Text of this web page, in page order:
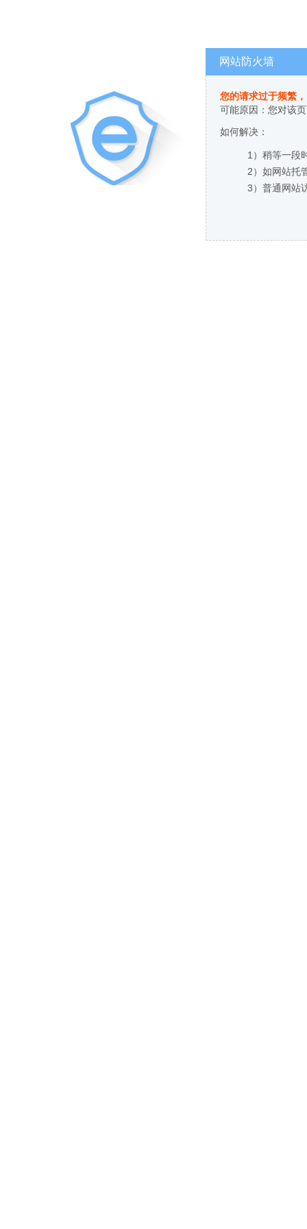
网站防火墙
您的请求过于频繁
可能原因：您对该
如何解决：
1）稍等一段
2）如网站托
3）普通网站